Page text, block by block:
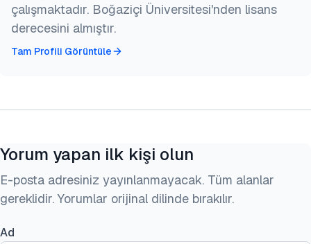
çalışmaktadır. Boğaziçi Üniversitesi'nden lisans
derecesini almıştır.
Tam Profili Görüntüle
Yorum yapan ilk kişi olun
E-posta adresiniz yayınlanmayacak. Tüm alanlar
gereklidir. Yorumlar orijinal dilinde bırakılır.
Ad